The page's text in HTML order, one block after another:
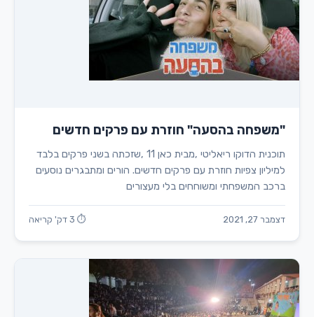
"משפחה בהסעה" חוזרת עם פרקים חדשים
תוכנית הדוקו ריאליטי ,מבית כאן 11 ,שזכתה בשני פרקים בלבד
למיליון צפיות חוזרת עם פרקים חדשים. הורים ומתבגרים נוסעים
ברכב המשפחתי ומשוחחים בלי מעצורים
דצמבר 27, 2021 ⏱ 3 דק' קריאה